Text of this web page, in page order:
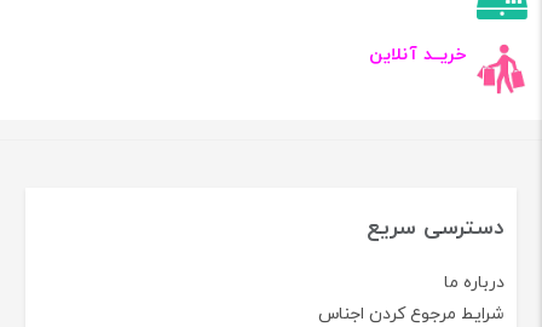
خریــد آنلاین
دسترسی سریع
درباره ما
شرایط مرجوع کردن اجناس